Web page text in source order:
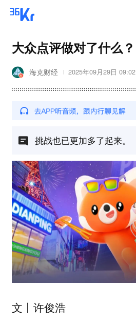
大众点评做对了什么？
海克财经 2025年09月29日 09:02
挑战也已更加多了起来。
文丨许俊浩